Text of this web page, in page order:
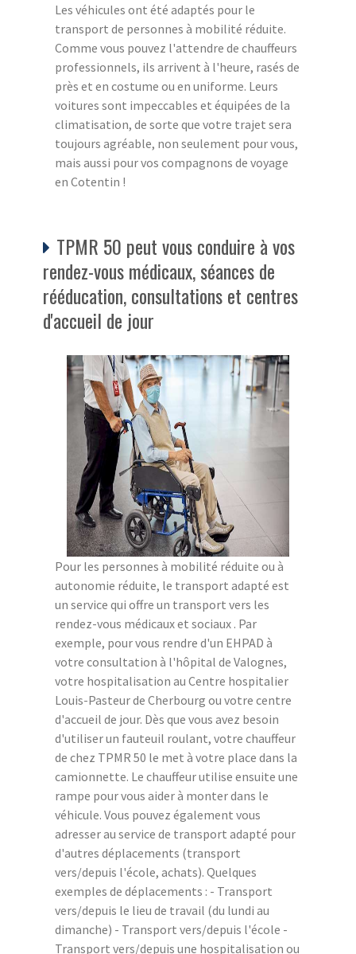
Les véhicules ont été adaptés pour le
transport de personnes à mobilité réduite.
Comme vous pouvez l'attendre de chauffeurs
professionnels, ils arrivent à l'heure, rasés de
près et en costume ou en uniforme. Leurs
voitures sont impeccables et équipées de la
climatisation, de sorte que votre trajet sera
toujours agréable, non seulement pour vous,
mais aussi pour vos compagnons de voyage
en Cotentin !
TPMR 50 peut vous conduire à vos
rendez-vous médicaux, séances de
rééducation, consultations et centres
d'accueil de jour
Pour les personnes à mobilité réduite ou à
autonomie réduite, le transport adapté est
un service qui offre un transport vers les
rendez-vous médicaux et sociaux . Par
exemple, pour vous rendre d'un EHPAD à
votre consultation à l'hôpital de Valognes,
votre hospitalisation au Centre hospitalier
Louis-Pasteur de Cherbourg ou votre centre
d'accueil de jour. Dès que vous avez besoin
d'utiliser un fauteuil roulant, votre chauffeur
de chez TPMR 50 le met à votre place dans la
camionnette. Le chauffeur utilise ensuite une
rampe pour vous aider à monter dans le
véhicule. Vous pouvez également vous
adresser au service de transport adapté pour
d'autres déplacements (transport
vers/depuis l'école, achats). Quelques
exemples de déplacements : - Transport
vers/depuis le lieu de travail (du lundi au
dimanche) - Transport vers/depuis l'école -
Transport vers/depuis une hospitalisation ou